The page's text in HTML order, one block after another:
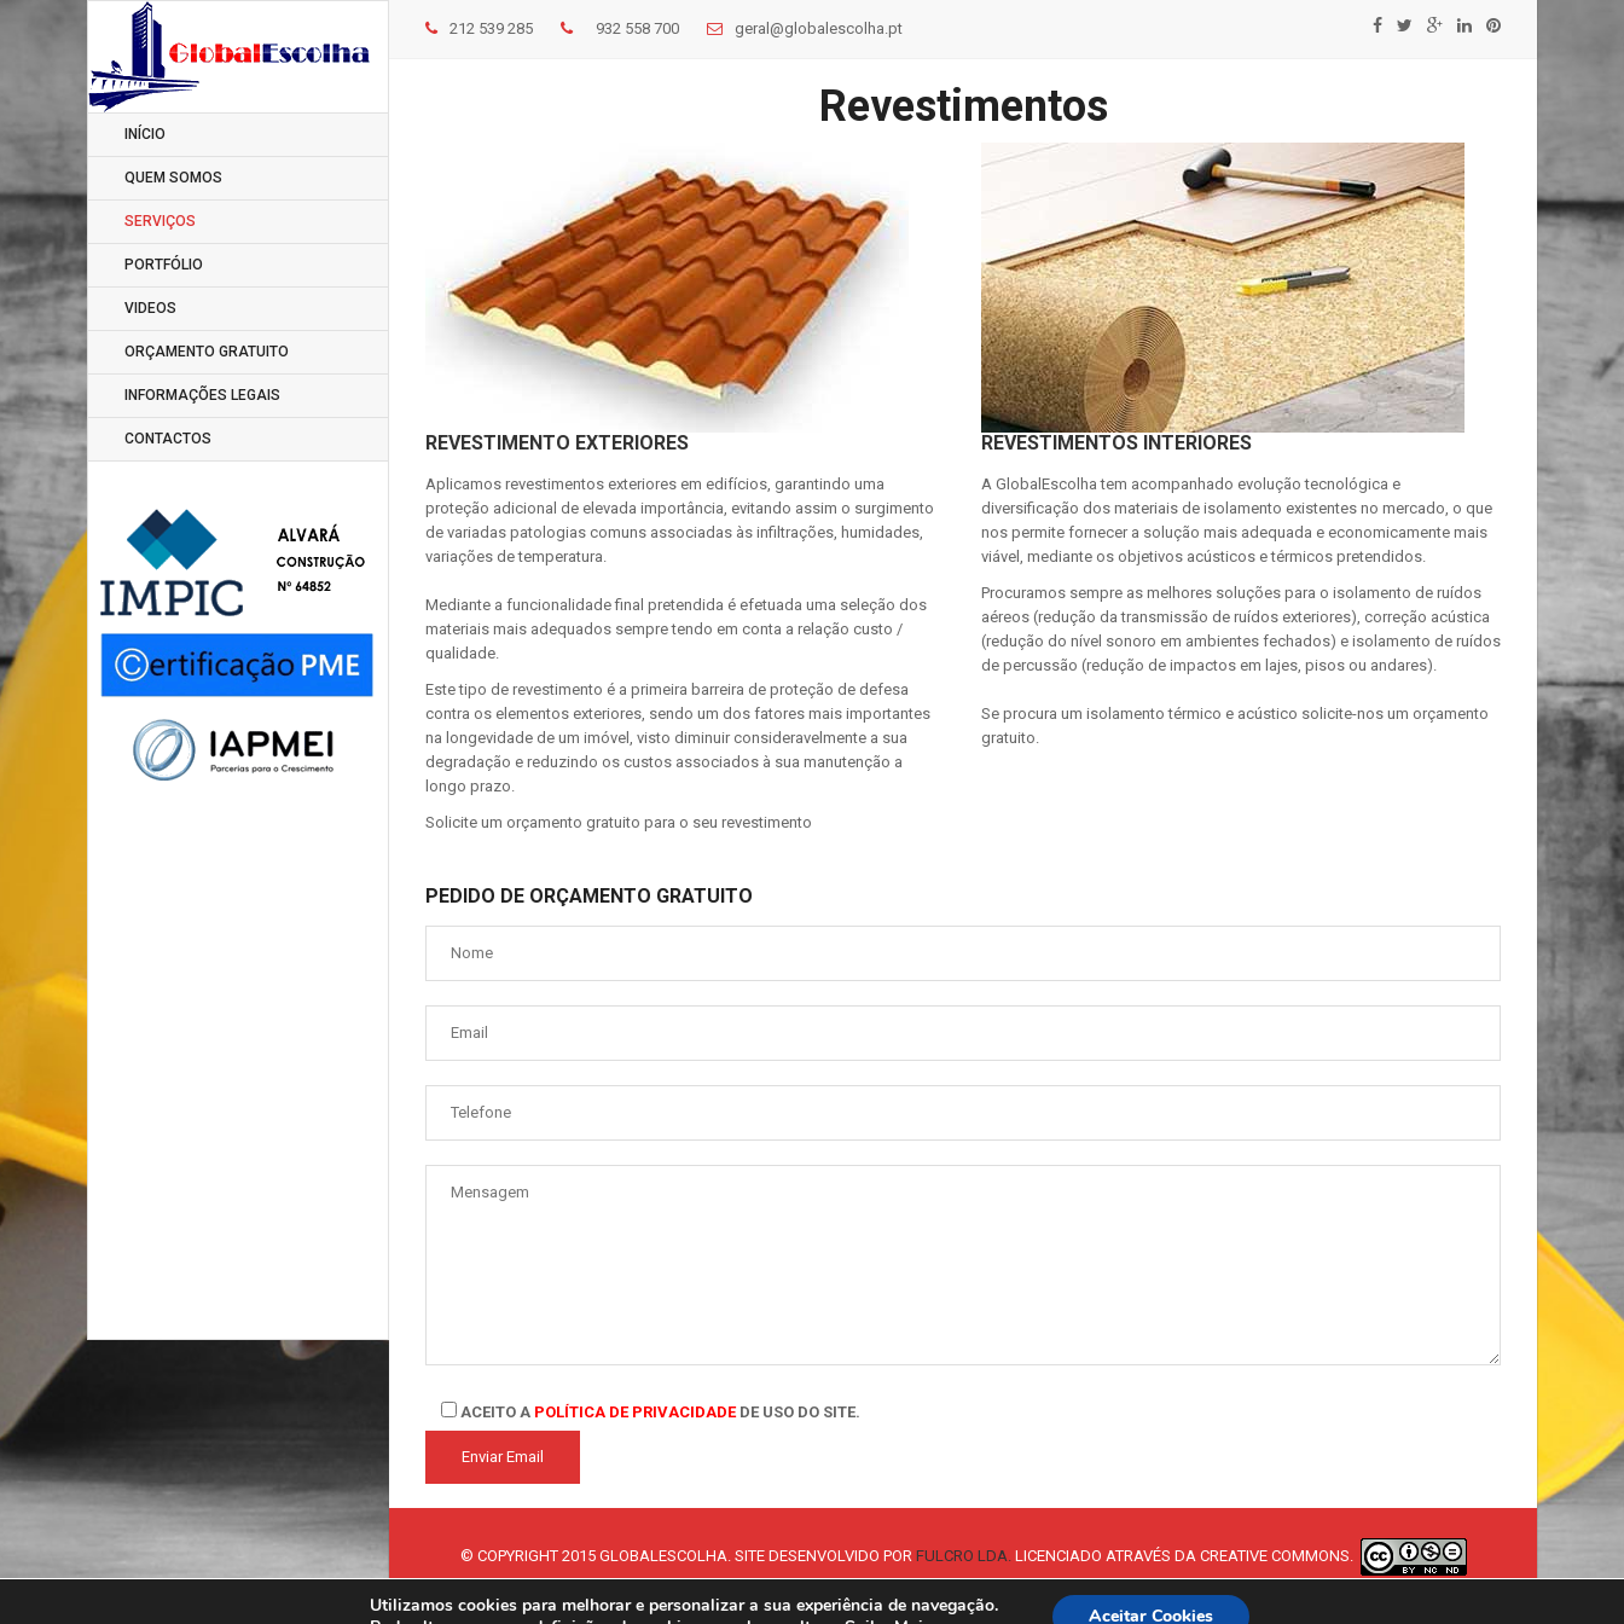
INÍCIO
QUEM SOMOS
SERVIÇOS
PORTFÓLIO
VIDEOS
ORÇAMENTO GRATUITO
INFORMAÇÕES LEGAIS
CONTACTOS
212 539 285 932 558 700 geral@globalescolha.pt
Revestimentos
REVESTIMENTO EXTERIORES
Aplicamos revestimentos exteriores em edifícios, garantindo uma
proteção adicional de elevada importância, evitando assim o surgimento
de variadas patologias comuns associadas às infiltrações, humidades,
variações de temperatura.
Mediante a funcionalidade final pretendida é efetuada uma seleção dos
materiais mais adequados sempre tendo em conta a relação custo /
qualidade.
Este tipo de revestimento é a primeira barreira de proteção de defesa
contra os elementos exteriores, sendo um dos fatores mais importantes
na longevidade de um imóvel, visto diminuir consideravelmente a sua
degradação e reduzindo os custos associados à sua manutenção a
longo prazo.
Solicite um orçamento gratuito para o seu revestimento
REVESTIMENTOS INTERIORES
A GlobalEscolha tem acompanhado evolução tecnológica e
diversificação dos materiais de isolamento existentes no mercado, o que
nos permite fornecer a solução mais adequada e economicamente mais
viável, mediante os objetivos acústicos e térmicos pretendidos.
Procuramos sempre as melhores soluções para o isolamento de ruídos
aéreos (redução da transmissão de ruídos exteriores), correção acústica
(redução do nível sonoro em ambientes fechados) e isolamento de ruídos
de percussão (redução de impactos em lajes, pisos ou andares).
Se procura um isolamento térmico e acústico solicite-nos um orçamento
gratuito.
PEDIDO DE ORÇAMENTO GRATUITO
ACEITO A POLÍTICA DE PRIVACIDADEDE USO DO SITE.
© COPYRIGHT 2015 GLOBALESCOLHA. SITE DESENVOLVIDO POR FULCRO LDA. LICENCIADO ATRAVÉS DA CREATIVE COMMONS.
Utilizamos cookies para melhorar e personalizar a sua experiência de navegação.
Aceitar Cookies